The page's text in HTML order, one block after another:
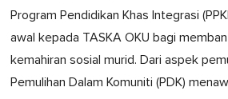
Program Pendidikan Khas Integrasi
awal kepada TASKA OKU bagi
kemahiran sosial murid. Dari aspek
Pemulihan Dalam Komuniti (PDK)